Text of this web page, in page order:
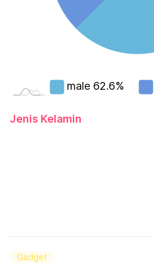
male 62.6%
Jenis Kelamin
Gadget